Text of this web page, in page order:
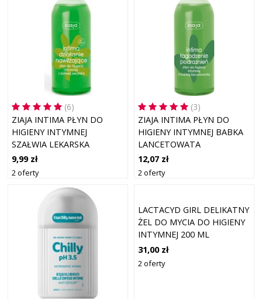
(6)
ZIAJA INTIMA PŁYN DO
HIGIENY INTYMNEJ
SZAŁWIA LEKARSKA
9,99 zł
2 oferty
(3)
ZIAJA INTIMA PŁYN DO
HIGIENY INTYMNEJ BABKA
LANCETOWATA
12,07 zł
2 oferty
LACTACYD GIRL DELIKATNY
ŻEL DO MYCIA DO HIGIENY
INTYMNEJ 200 ML
31,00 zł
2 oferty